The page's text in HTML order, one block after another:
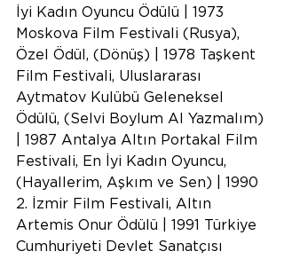
İyi Kadın Oyuncu Ödülü | 1973
Moskova Film Festivali (Rusya),
Özel Ödül, (Dönüş) | 1978 Taşkent
Film Festivali, Uluslararası
Aytmatov Kulübü Geleneksel
Ödülü, (Selvi Boylum Al Yazmalım)
| 1987 Antalya Altın Portakal Film
Festivali, En İyi Kadın Oyuncu,
(Hayallerim, Aşkım ve Sen) | 1990
2. İzmir Film Festivali, Altın
Artemis Onur Ödülü | 1991 Türkiye
Cumhuriyeti Devlet Sanatçısı